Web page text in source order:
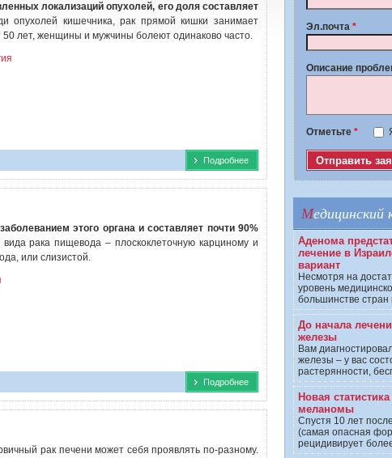
локализаций опухолей, его доля составляет
опухолей кишечника, рак прямой кишки занимает
50 лет, женщины и мужчины болеют одинаково часто.
Подробнее
этого органа и составляет почти 90%
рака пищевода – плоскоклеточную карциному и
или слизистой.
Подробнее
рак печени может себя проявлять по-разному.
Эл.почта *
Описание
Отметьте *
Медицинский
Аденома
лечение в
вариант
Несмотря на
уровень
большинстве стран
До начала
железы
Вам
железы – у вас
растерянности,
Новая
меланомы
Спустя 10 лет
(самая опасная
рецидивирует